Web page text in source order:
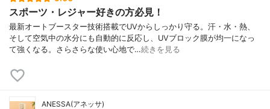
スポーツ・レジャー好きの方必見！
最新オートブースター技術搭載でUVからしっかり守る。汗・水・熱、
そして空気中の水分にも自動的に反応し、UVブロック膜が均一になっ
て強くなる。さらさらな使い心地で…続きを見る
ANESSA(アネッサ)